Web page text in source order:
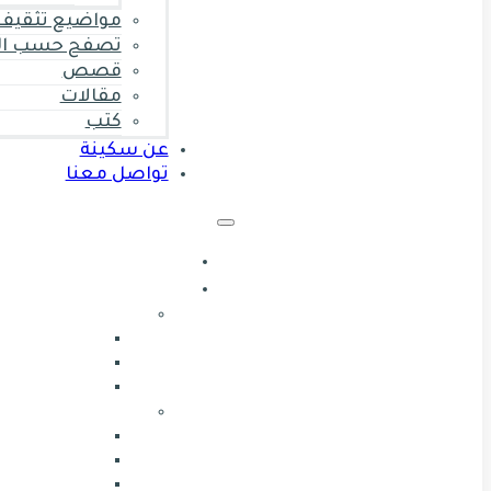
مواضيع
تصفح حسب
قصص
مقالات
كتب
عن سكينة
تواصل معنا